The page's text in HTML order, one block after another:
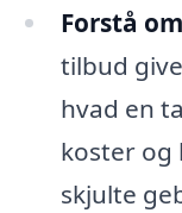
Forstå
tilbud
hvad en
koster og
skjulte